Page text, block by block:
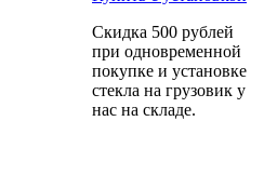
Скидка 500 рублей
при одновременной
покупке и установке
стекла на грузовик у
нас на складе.